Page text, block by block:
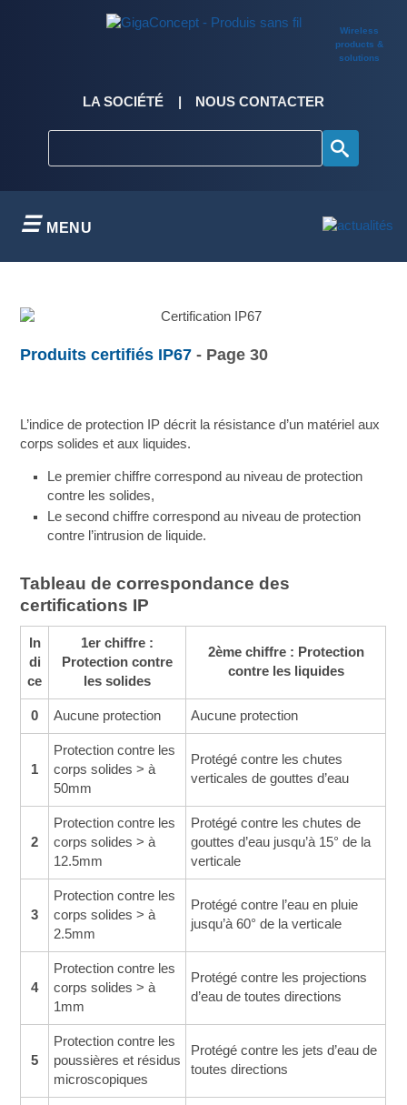
Wireless
products &
solutions
LA SOCIÉTÉ NOUS CONTACTER
MENU
Produits certifiés IP67 - Page 30
L’indice de protection IP décrit la résistance d’un matériel aux
corps solides et aux liquides.
Le premier chiffre correspond au niveau de protection
contre les solides,
Le second chiffre correspond au niveau de protection
contre l’intrusion de liquide.
Tableau de correspondance des
certifications IP
In
di
ce
1er chiffre :
Protection contre
les solides
2ème chiffre : Protection
contre les liquides
0 Aucune protection Aucune protection
1
Protection contre les
corps solides > à
50mm
Protégé contre les chutes
verticales de gouttes d’eau
2
Protection contre les
corps solides > à
12.5mm
Protégé contre les chutes de
gouttes d’eau jusqu’à 15° de la
verticale
3
Protection contre les
corps solides > à
2.5mm
Protégé contre l’eau en pluie
jusqu’à 60° de la verticale
4
Protection contre les
corps solides > à
1mm
Protégé contre les projections
d’eau de toutes directions
5
Protection contre les
poussières et résidus
microscopiques
Protégé contre les jets d’eau de
toutes directions